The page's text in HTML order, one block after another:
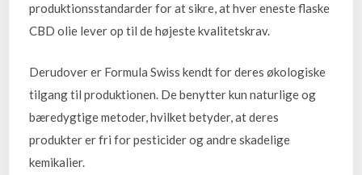
produktionsstandarder for at sikre, at hver eneste flaske
CBD olie lever op til de højeste kvalitetskrav.
Derudover er Formula Swiss kendt for deres økologiske
tilgang til produktionen. De benytter kun naturlige og
bæredygtige metoder, hvilket betyder, at deres
produkter er fri for pesticider og andre skadelige
kemikalier.